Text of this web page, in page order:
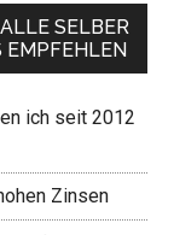
SELBER
EMPFEHLEN
ich seit 2012
Zinsen